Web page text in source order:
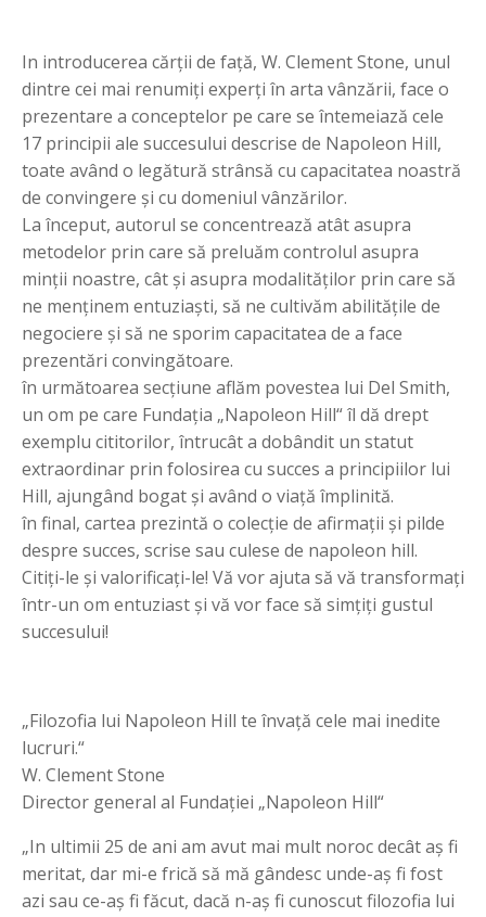
In introducerea cărţii de faţă, W. Clement Stone, unul
dintre cei mai renumiţi experţi în arta vânzării, face o
prezentare a conceptelor pe care se întemeiază cele
17 principii ale succesului descrise de Napoleon Hill,
toate având o legătură strânsă cu capacitatea noastră
de convingere şi cu domeniul vânzărilor.
La început, autorul se concentrează atât asupra
metodelor prin care să preluăm controlul asupra
minţii noastre, cât şi asupra modalităţilor prin care să
ne menţinem entuziaşti, să ne cultivăm abilităţile de
negociere şi să ne sporim capacitatea de a face
prezentări convingătoare.
în următoarea secţiune aflăm povestea lui Del Smith,
un om pe care Fundaţia „Napoleon Hill“ îl dă drept
exemplu cititorilor, întrucât a dobândit un statut
extraordinar prin folosirea cu succes a principiilor lui
Hill, ajungând bogat şi având o viaţă împlinită.
în final, cartea prezintă o colecţie de afirmaţii şi pilde
despre succes, scrise sau culese de napoleon hill.
Citiţi-le şi valorificaţi-le! Vă vor ajuta să vă transformaţi
într-un om entuziast şi vă vor face să simţiţi gustul
succesului!
„Filozofia lui Napoleon Hill te învaţă cele mai inedite
lucruri.“
W. Clement Stone
Director general al Fundaţiei „Napoleon Hill“
„In ultimii 25 de ani am avut mai mult noroc decât aş fi
meritat, dar mi-e frică să mă gândesc unde-aş fi fost
azi sau ce-aş fi făcut, dacă n-aş fi cunoscut filozofia lui